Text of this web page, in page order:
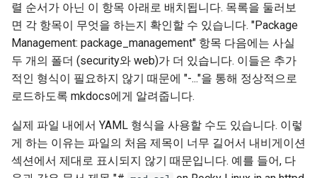
렬 순서가 아닌 이 항목 아래로 배치됩니다. 목록을 둘러보
면 각 항목이 무엇을 하는지 확인할 수 있습니다. "Package
Management: package_management" 항목 다음에는 사실
두 개의 폴더 (security와 web)가 더 있습니다. 이들은 추가
적인 형식이 필요하지 않기 때문에 "-..."을 통해 정상적으로
로드하도록 mkdocs에게 알려줍니다.
실제 파일 내에서 YAML 형식을 사용할 수도 있습니다. 이렇
게 하는 이유는 파일의 처음 제목이 너무 길어서 내비게이션
섹션에서 제대로 표시되지 않기 때문입니다. 예를 들어, 다